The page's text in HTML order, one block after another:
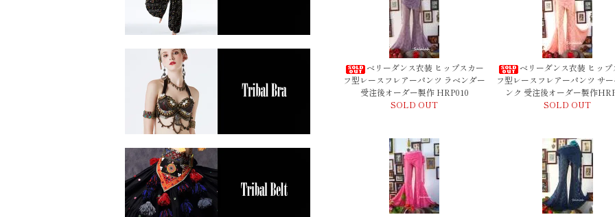
ベリーダンス衣装 ヒップスカー
フ型レースフレアーパンツ ラベンダー
受注後オーダー製作 HRP010
SOLD OUT
ベリーダンス衣装 ヒップ
フ型レースフレアーパンツ サ
ンク 受注後オーダー製作
SOLD OUT